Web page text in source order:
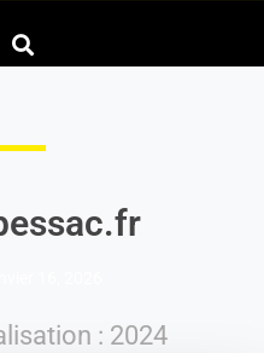
: 2024